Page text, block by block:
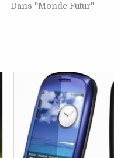
Dans "Monde Futur"
Posted
in